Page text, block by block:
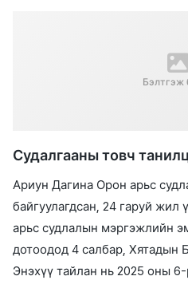
Бэлтгэж
Судалгааны товч
Ариун Дагина Орон арьс
байгуулагдсан, 24 гаруй жил
арьс судлалын мэргэжлийн
дотоодод 4 салбар, Хятадын
Энэхүү тайлан нь 2025 оны